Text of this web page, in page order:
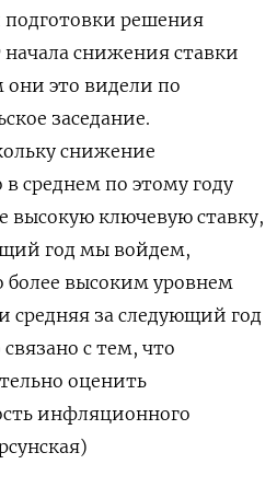
подготовки решения
снижения ставки
они это видели по
заседание.
снижение
среднем по этому году
высокую ключевую ставку,
год мы войдем,
более высоким уровнем
средняя за следующий год
с тем, что
оценить
инфляционного